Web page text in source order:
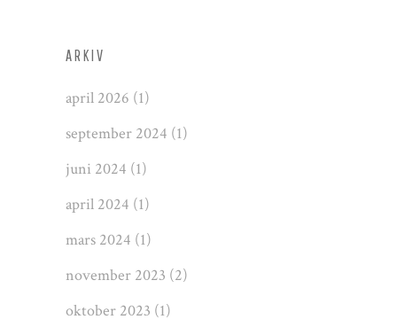
ARKIV
april 2026 (1)
september 2024 (1)
juni 2024 (1)
april 2024 (1)
mars 2024 (1)
november 2023 (2)
oktober 2023 (1)